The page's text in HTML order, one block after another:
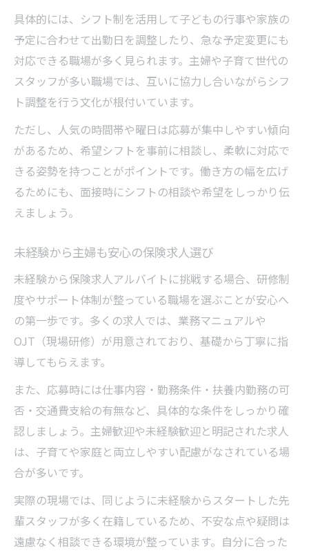
具体的には、シフト制を活用して子どもの行事や家族の
予定に合わせて出勤日を調整したり、急な予定変更にも
対応できる職場が多く見られます。主婦や子育て世代の
スタッフが多い職場では、互いに協力し合いながらシフ
ト調整を行う文化が根付いています。
ただし、人気の時間帯や曜日は応募が集中しやすい傾向
があるため、希望シフトを事前に相談し、柔軟に対応で
きる姿勢を持つことがポイントです。働き方の幅を広げ
るためにも、面接時にシフトの相談や希望をしっかり伝
えましょう。
未経験から主婦も安心の保険求人選び
未経験から保険求人アルバイトに挑戦する場合、研修制
度やサポート体制が整っている職場を選ぶことが安心へ
の第一歩です。多くの求人では、業務マニュアルや
OJT（現場研修）が用意されており、基礎から丁寧に指
導してもらえます。
また、応募時には仕事内容・勤務条件・扶養内勤務の可
否・交通費支給の有無など、具体的な条件をしっかり確
認しましょう。主婦歓迎や未経験歓迎と明記された求人
は、子育てや家庭と両立しやすい配慮がなされている場
合が多いです。
実際の現場では、同じように未経験からスタートした先
輩スタッフが多く在籍しているため、不安な点や疑問は
遠慮なく相談できる環境が整っています。自分に合った